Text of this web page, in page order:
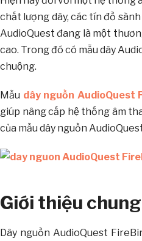
chất lượng dây, các tín đồ
AudioQuest đang là một
cao. Trong đó có mẫu dây
chuộng.
Mẫu dây nguồn AudioQuest
giúp nâng cấp hệ thống âm
của mẫu dây nguồn
Giới thiệu
Dây nguồn AudioQuest